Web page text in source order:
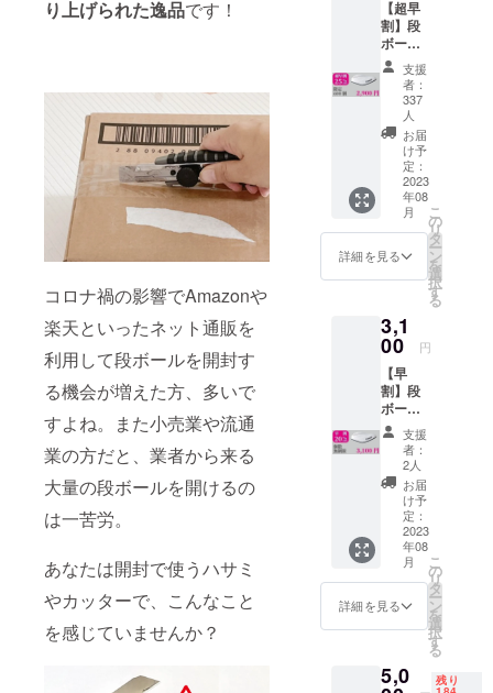
り上げられた逸品です！
コロナ禍の影響でAmazonや
楽天といったネット通販を
利用して段ボールを開封す
る機会が増えた方、多いで
すよね。また小売業や流通
業の方だと、業者から来る
大量の段ボールを開けるの
は一苦労。
あなたは開封で使うハサミ
やカッターで、こんなこと
を感じていませんか？
ります。
本当に良い
商品だけを
お客さまに
届けて、1人
でも多くの
方の豊かな
暮らしを支
えるお手伝
いが出来れ
ば幸いで
【超早
割】段
ボール
カッ
ター
Catnail
×1個
【一般
販売予
定価格
3,900円
25％OF
F】
【セッ
・スト
ラップ1
個 ・替
え刃2個
※ご注文
状況、
使用部
材の供
給状
況、製
造工程
上の都
合等に
より出
荷時期
が遅れ
る場合
購入に
支援
者：
337
人
お届
け予
定：
2023
年08
月
詳細を見る
こ
の
リ
タ
ー
ン
を
選
択
す
る
3,1
00 円
【早
割】段
ボール
カッ
ター
Catnail
×1個
【一般
販売予
定価格
3,900円
20％OF
F】
【セッ
ト内
本体1個
支援
者：
2人
お届
け予
定：
2023
年08
月
詳細を見る
こ
の
リ
タ
ー
ン
を
選
択
す
る
5,0 残り